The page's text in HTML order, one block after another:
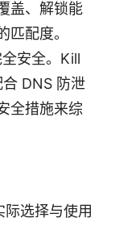
盖、解锁能
配度。
安全。Kill
DNS 防泄
全措施来综
选择与使用